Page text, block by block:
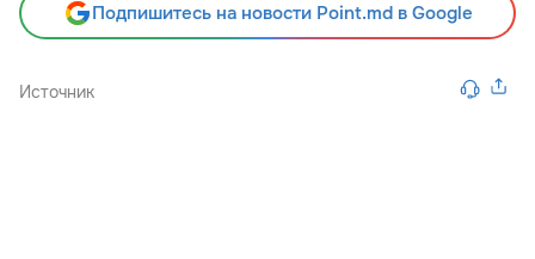
Подпишитесь на новости Point.md в Google
Источник